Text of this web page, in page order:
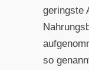
geringste
so